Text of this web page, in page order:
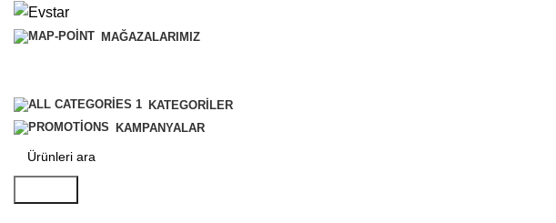
MAĞAZALARIMIZ
KATEGORILER
KAMPANYALAR